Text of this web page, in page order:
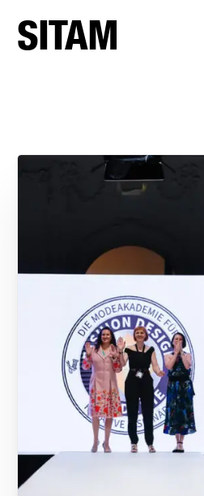
SITAM